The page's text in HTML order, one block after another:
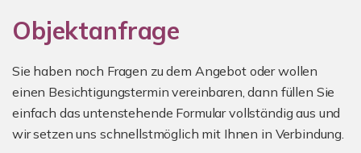
Objektanfrage
Sie haben noch Fragen zu dem Angebot oder wollen
einen Besichtigungstermin vereinbaren, dann füllen Sie
einfach das untenstehende Formular vollständig aus und
wir setzen uns schnellstmöglich mit Ihnen in Verbindung.